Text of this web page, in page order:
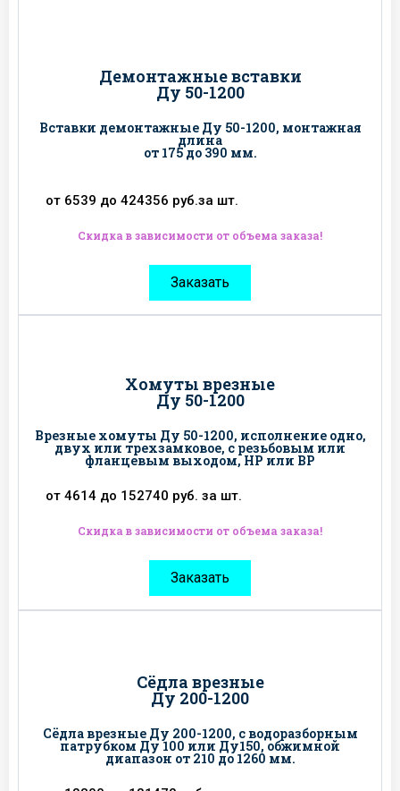
Демонтажные вставки
Ду 50-1200
Вставки демонтажные Ду 50-1200, монтажная
длина
от 175 до 390 мм.
от 6539 до 424356 руб.за шт.
Скидка в зависимости от объема заказа!
Заказать
Хомуты врезные
Ду 50-1200
Врезные хомуты Ду 50-1200, исполнение одно,
двух или трехзамковое, с резьбовым или
фланцевым выходом, НР или ВР
от 4614 до 152740 руб. за шт.
Скидка в зависимости от объема заказа!
Заказать
Сёдла врезные
Ду 200-1200
Сёдла врезные Ду 200-1200, с водоразборным
патрубком Ду 100 или Ду150, обжимной
диапазон от 210 до 1260 мм.